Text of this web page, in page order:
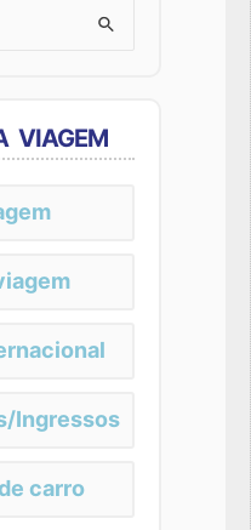
VIAGEM
Ingressos
carro